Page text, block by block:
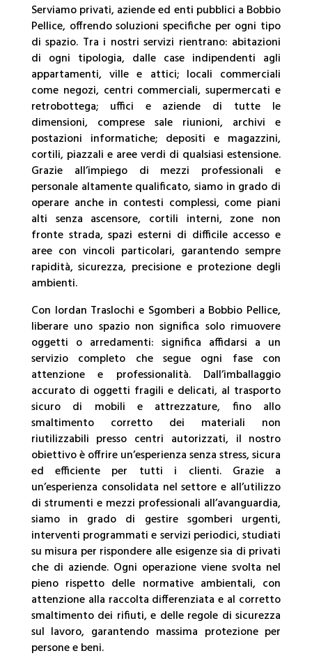
Serviamo privati, aziende ed enti pubblici a Bobbio
Pellice, offrendo soluzioni specifiche per ogni tipo
di spazio. Tra i nostri servizi rientrano: abitazioni
di ogni tipologia, dalle case indipendenti agli
appartamenti, ville e attici; locali commerciali
come negozi, centri commerciali, supermercati e
retrobottega; uffici e aziende di tutte le
dimensioni, comprese sale riunioni, archivi e
postazioni informatiche; depositi e magazzini,
cortili, piazzali e aree verdi di qualsiasi estensione.
Grazie all’impiego di mezzi professionali e
personale altamente qualificato, siamo in grado di
operare anche in contesti complessi, come piani
alti senza ascensore, cortili interni, zone non
fronte strada, spazi esterni di difficile accesso e
aree con vincoli particolari, garantendo sempre
rapidità, sicurezza, precisione e protezione degli
ambienti.
Con Iordan Traslochi e Sgomberi a Bobbio Pellice,
liberare uno spazio non significa solo rimuovere
oggetti o arredamenti: significa affidarsi a un
servizio completo che segue ogni fase con
attenzione e professionalità. Dall’imballaggio
accurato di oggetti fragili e delicati, al trasporto
sicuro di mobili e attrezzature, fino allo
smaltimento corretto dei materiali non
riutilizzabili presso centri autorizzati, il nostro
obiettivo è offrire un’esperienza senza stress, sicura
ed efficiente per tutti i clienti. Grazie a
un’esperienza consolidata nel settore e all’utilizzo
di strumenti e mezzi professionali all’avanguardia,
siamo in grado di gestire sgomberi urgenti,
interventi programmati e servizi periodici, studiati
su misura per rispondere alle esigenze sia di privati
che di aziende. Ogni operazione viene svolta nel
pieno rispetto delle normative ambientali, con
attenzione alla raccolta differenziata e al corretto
smaltimento dei rifiuti, e delle regole di sicurezza
sul lavoro, garantendo massima protezione per
persone e beni.